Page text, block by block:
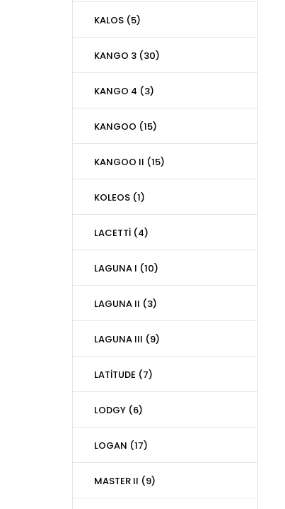
KALOS (5)
KANGO 3 (30)
KANGO 4 (3)
KANGOO (15)
KANGOO II (15)
KOLEOS (1)
LACETTİ (4)
LAGUNA I (10)
LAGUNA II (3)
LAGUNA III (9)
LATİTUDE (7)
LODGY (6)
LOGAN (17)
MASTER II (9)